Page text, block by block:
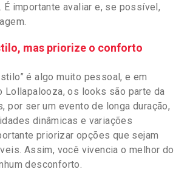
importante avaliar e, se possível,
mas priorize o conforto
é algo muito pessoal, e em
os looks são parte da
por ser um evento de longa duração,
dinâmicas e variações
priorizar opções que sejam
Assim, você vivencia o melhor do
desconforto.